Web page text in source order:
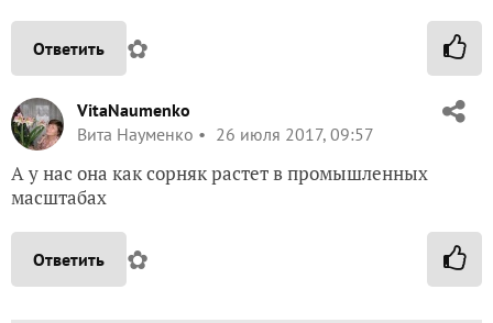
Ответить ✿
VitaNaumenko
Вита Науменко
26 июля 2017, 09:57
А у нас она как сорняк растет в промышленных
масштабах
Ответить ✿